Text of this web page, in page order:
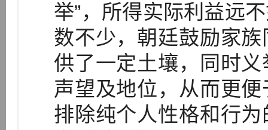
举”，所得实际利益远
数不少，朝廷鼓励家
供了一定土壤，同时
声望及地位，从而更
排除纯个人性格和行